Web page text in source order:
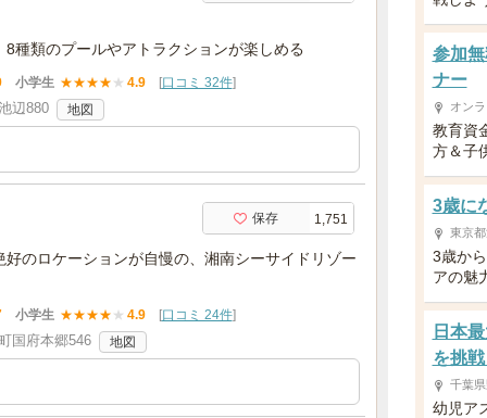
8種類のプールやアトラクションが楽しめる
小学生 ★★★★ ★ 4.9 [口コミ 32件]
辺880 地図
保存 1,751
好のロケーションが自慢の、湘南シーサイドリゾー
小学生 ★★★★ ★ 4.9 [口コミ 24件]
国府本郷546 地図
参加
ナー
オン
教育資
方＆子
3歳に
東京
3歳か
アの魅
日本
を挑
千葉
幼児ア